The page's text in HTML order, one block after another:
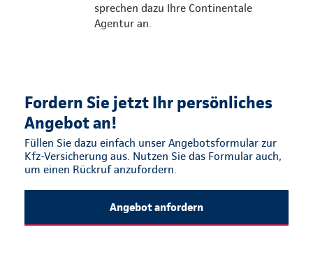
sprechen dazu Ihre Continentale
Agentur an.
Fordern Sie jetzt Ihr persönliches
Angebot an!
Füllen Sie dazu einfach unser Angebotsformular zur
Kfz-Versicherung aus. Nutzen Sie das Formular auch,
um einen Rückruf anzufordern.
Angebot anfordern